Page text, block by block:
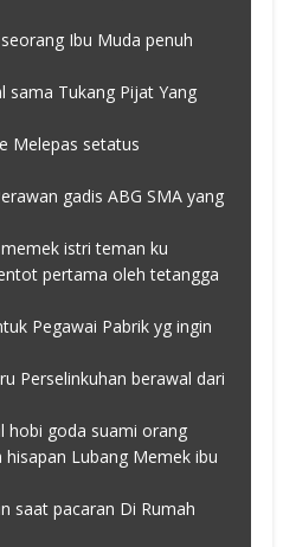
Ibu Muda penuh
sama Tukang Pijat Yang
Melepas setatus
gadis ABG SMA yang
istri teman ku
pertama oleh tetangga
Pegawai Pabrik yg ingin
Perselinkuhan berawal dari
hobi goda suami orang
Lubang Memek ibu
saat pacaran Di Rumah